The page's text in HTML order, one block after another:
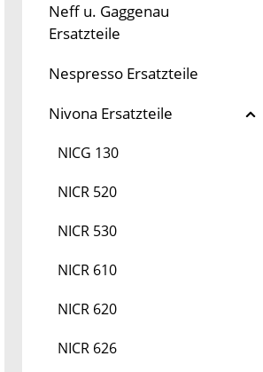
Neff u. Gaggenau
Ersatzteile
Nespresso Ersatzteile
Nivona Ersatzteile
NICG 130
NICR 520
NICR 530
NICR 610
NICR 620
NICR 626